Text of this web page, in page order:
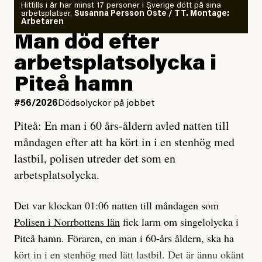
Vem är det som Dagens ETC skriver för?
Vad betyder det att vara en röd, grön och oberoende
tidning?
Vad är bra journalistik?
Ett försök till korta svar som jag hoppas kan förtydliga
för Kuhn och Sassarinis-McGowan och andra hur jag
som chefredaktör ser på Dagens ETC:s uppdrag och
roll.
Vi skriver för våra läsare som vill bli informerade,
överraskade, bekräftade, utmanade – och som kräver
att vi granskar allt och alla.
så säger jag tvärtemot.
Jag lärde mig renovera
enligt uråldrig metod
och lade min sista ungdom
på att laga en gammal bod.
Jag sökte ljuset och meningen,
efter det som var rent, rätt och sant,
och aldrig såg jag det klarare än
när jag ombord på bussen hjälpte en tant.
#23/2026Intervjun
Jesper Lundby: ”Livet i sig
är ganska politiskt”
Hittills i år har minst 17 personer i Sverige dött på sina
arbetsplatser. Susanna Persson Öste / TT. Montage:
Arbetaren
Man död efter
arbetsplatsolycka i
Piteå hamn
#56/2026 Dödsolyckor på jobbet
Piteå: En man i 60 års-åldern avled natten till
måndagen efter att ha kört in i en stenhög med
lastbil, polisen utreder det som en
arbetsplatsolycka.
Det var klockan 01:06 natten till måndagen som
Polisen i Norrbottens län fick larm om singelolycka i
Piteå hamn. Föraren, en man i 60-års åldern, ska ha
kört in i en stenhög med lätt lastbil. Det är ännu okänt